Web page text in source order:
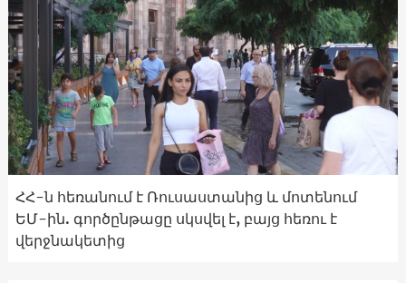
ՀՀ-ն հեռանում է Ռուսաստանից և մոտենում
ԵՄ-ին. գործընթացը սկսվել է, բայց հեռու է
վերջնակետից